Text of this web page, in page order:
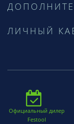
ЛИЧНЫЙ
Официальный дилер
Festool